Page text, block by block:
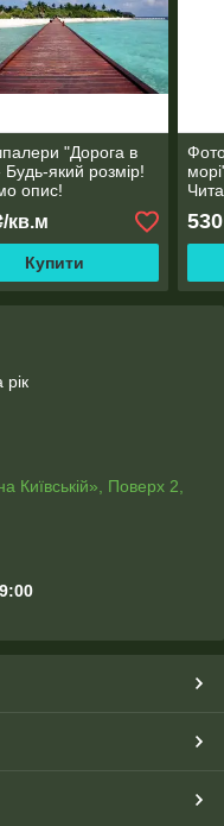
"Дорога в
Будь-який розмір!
опис!
кв.м
Купити
530
рік
Київській», Поверх 2,